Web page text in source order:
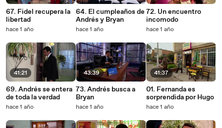
67. Fidel recupera la
libertad
hace 1 año
41:21
69. Andrés se entera
de toda la verdad
hace 1 año
64. El cumpleaños de
Andrés y Bryan
hace 1 año
43:39
73. Andrés busca a
Bryan
hace 1 año
72. Un encuentro
incomodo
hace 1 año
41:37
01. Fernanda es
sorprendida por Hugo
hace 1 año